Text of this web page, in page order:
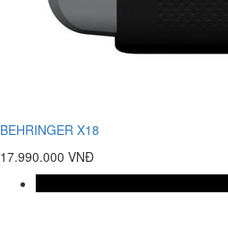
BEHRINGER X18
17.990.000 VNĐ